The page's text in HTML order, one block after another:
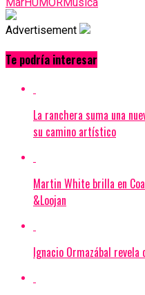
Advertisement
Te podría interesar
La ranchera suma una
su camino artístico
Martin White brilla en
&Loojan
Ignacio Ormazábal revela